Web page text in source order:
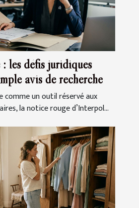
les défis juridiques
avis de recherche
comme un outil réservé aux
la notice rouge d’Interpol...